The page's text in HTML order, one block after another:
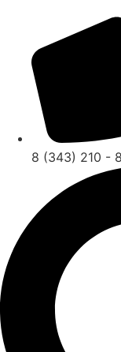
8 (343) 210 -